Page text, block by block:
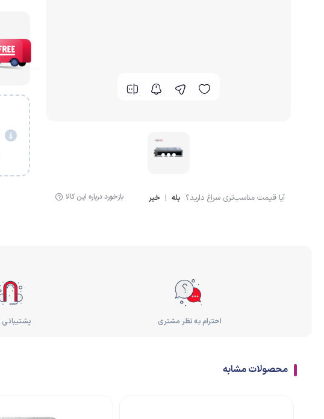
آیا قیمت مناسب‌تری سراغ دارید؟ بله | خیر بازخورد درباره این کالا
احترام به نظر مشتری پشتیبانی
محصولات مشابه